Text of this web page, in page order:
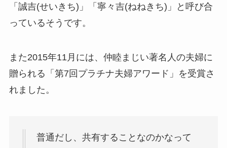
「誠吉(せいきち)」「寧々吉(ねねきち)」と呼び合
っているそうです。
また2015年11月には、仲睦まじい著名人の夫婦に
贈られる「第7回プラチナ夫婦アワード」を受賞さ
れました。
普通だし、共有することなのかなって